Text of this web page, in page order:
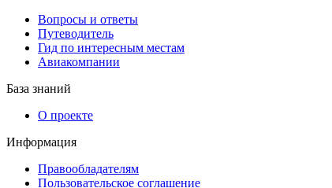
Вопросы и ответы
Путеводитель
Гид по интересным местам
Авиакомпании
База знаний
О проекте
Информация
Правообладателям
Пользовательское соглашение